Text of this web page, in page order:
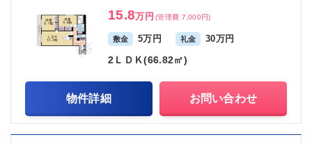
15.8万円 (管理費 7,000円)
敷金 5万円 礼金 30万円
2ＬＤＫ(66.82㎡)
物件詳細 お問い合わせ